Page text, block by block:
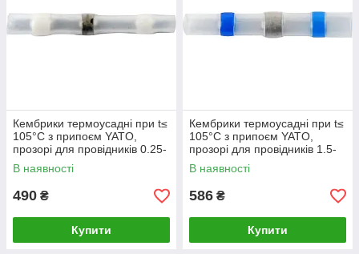
Кембрики термоусадні при t≤
105°C з припоєм YATO,
прозорі для провідників 0.25-
0.34 мм², 100шт [558]
В наявності
490 ₴
Купити
Кембрики термоусадні при t≤
105°C з припоєм YATO,
прозорі для провідників 1.5-
2,5 мм², 100 шт [130]
В наявності
586 ₴
Купити